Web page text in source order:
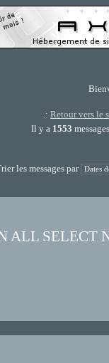
.: Retour vers le
Il y a 1553
les messages par
ALL